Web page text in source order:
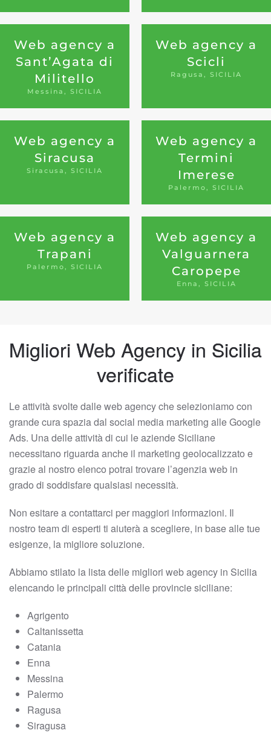
Web agency a
Sant’Agata di
Militello
Messina, SICILIA
Web agency a
Scicli
Ragusa, SICILIA
Web agency a
Siracusa
Siracusa, SICILIA
Web agency a
Termini
Imerese
Palermo, SICILIA
Web agency a
Trapani
Palermo, SICILIA
Web agency a
Valguarnera
Caropepe
Enna, SICILIA
Migliori Web Agency in Sicilia
verificate
Le attività svolte dalle web agency che selezioniamo con
grande cura spazia dal social media marketing alle Google
Ads. Una delle attività di cui le aziende Siciliane
necessitano riguarda anche il marketing geolocalizzato e
grazie al nostro elenco potrai trovare l’agenzia web in
grado di soddisfare qualsiasi necessità.
Non esitare a contattarci per maggiori informazioni. Il
nostro team di esperti ti aiuterà a scegliere, in base alle tue
esigenze, la migliore soluzione.
Abbiamo stilato la lista delle migliori web agency in Sicilia
elencando le principali città delle provincie siciliane:
Agrigento
Caltanissetta
Catania
Enna
Messina
Palermo
Ragusa
Siragusa